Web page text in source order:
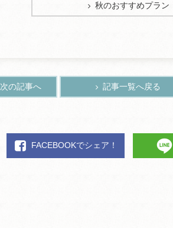
秋のおすすめプラン
次の記事へ 記事一覧へ戻る
FACEBOOKでシェア！